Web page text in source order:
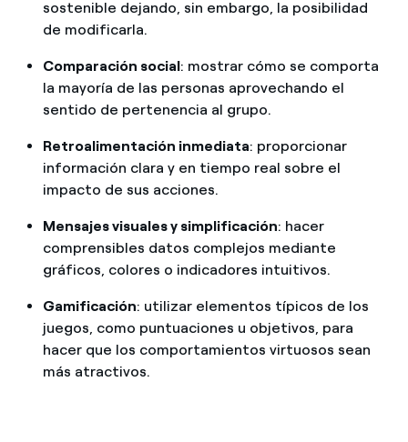
sostenible dejando, sin embargo, la posibilidad
de modificarla.
Comparación social: mostrar cómo se comporta
la mayoría de las personas aprovechando el
sentido de pertenencia al grupo.
Retroalimentación inmediata: proporcionar
información clara y en tiempo real sobre el
impacto de sus acciones.
Mensajes visuales y simplificación: hacer
comprensibles datos complejos mediante
gráficos, colores o indicadores intuitivos.
Gamificación: utilizar elementos típicos de los
juegos, como puntuaciones u objetivos, para
hacer que los comportamientos virtuosos sean
más atractivos.